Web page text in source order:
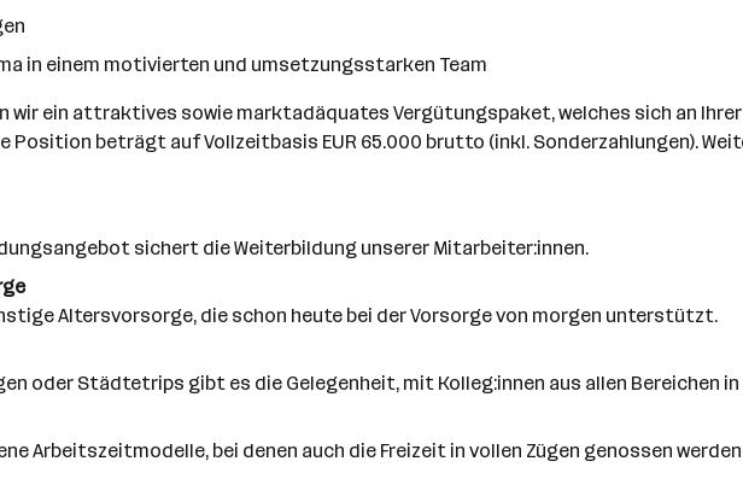
in einem motivierten und umsetzungsstarken Team
wir ein attraktives sowie marktadäquates Vergütungspaket, welches sich an
beträgt auf Vollzeitbasis EUR 65.000 brutto (inkl. Sonderzahlungen).
sichert die Weiterbildung unserer Mitarbeiter:innen.
Altersvorsorge, die schon heute bei der Vorsorge von morgen unterstützt.
oder Städtetrips gibt es die Gelegenheit, mit Kolleg:innen aus allen Bereichen
Arbeitszeitmodelle, bei denen auch die Freizeit in vollen Zügen genossen